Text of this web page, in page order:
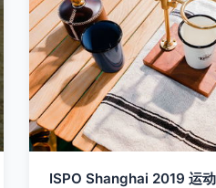
ISPO Shanghai 2019 运